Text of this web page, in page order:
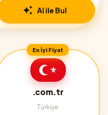
AI ile Bul
En İyi Fiyat
.com.tr
Türkiye